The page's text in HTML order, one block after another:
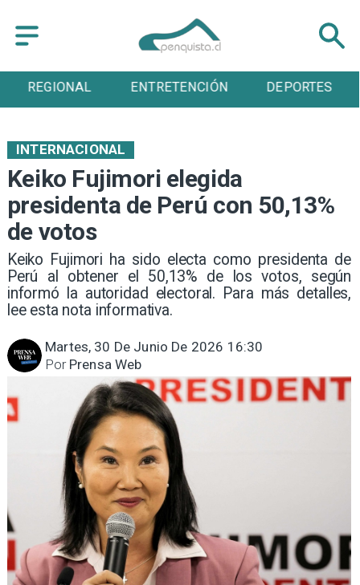
REGIONAL ENTRETENCIÓN DEPORTES
Keiko Fujimori elegida
presidenta de Perú con 50,13%
de votos
Keiko Fujimori ha sido electa como presidenta de
Perú al obtener el 50,13% de los votos, según
informó la autoridad electoral. Para más detalles,
lee esta nota informativa.
INTERNACIONAL
Martes, 30 De Junio De 2026 16:30
Prensa Web
Por